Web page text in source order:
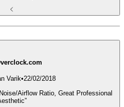
Varik•22/02/2018
Airflow Ratio, Great Professional